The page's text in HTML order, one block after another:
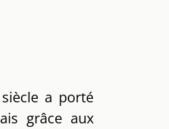
a porté
grâce aux